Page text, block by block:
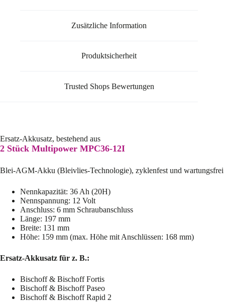
Zusätzliche Information
Produktsicherheit
Trusted Shops Bewertungen
Ersatz-Akkusatz, bestehend aus
2 Stück Multipower MPC36-12I
Blei-AGM-Akku (Bleivlies-Technologie), zyklenfest und wartungsfrei
Nennkapazität: 36 Ah (20H)
Nennspannung: 12 Volt
Anschluss: 6 mm Schraubanschluss
Länge: 197 mm
Breite: 131 mm
Höhe: 159 mm (max. Höhe mit Anschlüssen: 168 mm)
Ersatz-Akkusatz für z. B.:
Bischoff & Bischoff Fortis
Bischoff & Bischoff Paseo
Bischoff & Bischoff Rapid 2